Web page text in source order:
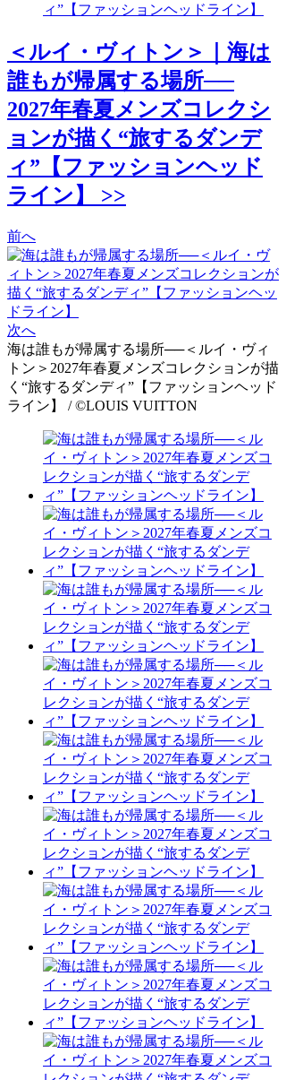
ィ”【ファッションヘッドライン】
＜ルイ・ヴィトン＞｜海は
誰もが帰属する場所──
2027年春夏メンズコレクシ
ョンが描く“旅するダンデ
ィ”【ファッションヘッド
ライン】 >>
前へ
次へ
海は誰もが帰属する場所──＜ルイ・ヴィ
トン＞2027年春夏メンズコレクションが描
く“旅するダンディ”【ファッションヘッド
ライン】 / ©LOUIS VUITTON